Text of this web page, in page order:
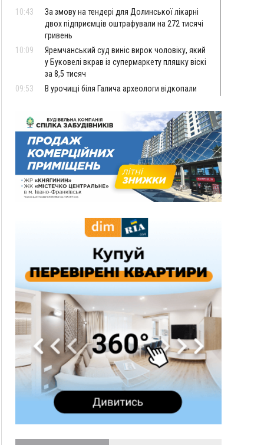
10:43
За змову на тендері для Долинської лікарні
двох підприємців оштрафували на 272 тисячі
гривень
10:09
Яремчанський суд виніс вирок чоловіку, який
у Буковелі вкрав із супермаркету пляшку віскі
за 8,5 тисяч
09:53
В урочищі біля Галича археологи відкопали
09:39
У Франківську медики провели серію
складних операцій на аорті
Вчора
22:22 ФОТО У Богородчанах на "зебрі" водій Audi
наїхав на хлопчика з велосипедом
21:01
Загальна площа всіх книгарень України - трохи
більше ніж 6 футбольних полів
На "зебрі" у Франківську два мотоциклісти
новобудов і рекордсмен за зростанням цін на
житло
16:48
ВІДЕО Де безпечно купатися на Прикарпатті?
16:20
У Франківську дружина загиблого воїна
створила організацію «КОД 7'Я», аби
підтримувати військових та їхні сім'ї
15:57
У Коломиї на одній з вулиць встановлять
комплекс автоматичної фіксації швидкості
15:29
Війна забрала життя трьох воїнів з
Прикарпаття
На Закарпатті викрили масштабну схему
незаконного виключення
військовозобов’язаних з обліку
14:31
«Багато питань буде знято». На громадських
слуханнях в Яремче обговорили, як вирішити